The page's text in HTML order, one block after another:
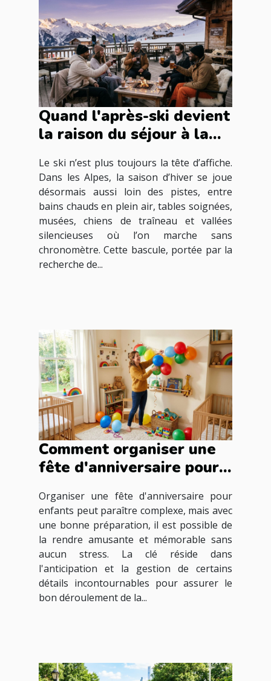
Quand l'après-ski devient
la raison du séjour à la
Le ski n’est plus toujours la tête d’affiche.
Dans les Alpes, la saison d’hiver se joue
désormais aussi loin des pistes, entre
bains chauds en plein air, tables soignées,
musées, chiens de traîneau et vallées
silencieuses où l’on marche sans
chronomètre. Cette bascule, portée par la
recherche de...
Comment organiser une
fête d'anniversaire pour
Organiser une fête d'anniversaire pour
enfants peut paraître complexe, mais avec
une bonne préparation, il est possible de
la rendre amusante et mémorable sans
aucun stress. La clé réside dans
l'anticipation et la gestion de certains
détails incontournables pour assurer le
bon déroulement de la...